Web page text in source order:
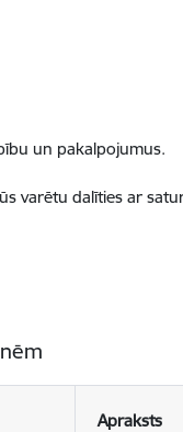
un pakalpojumus.
varētu dalīties ar
Apraksts